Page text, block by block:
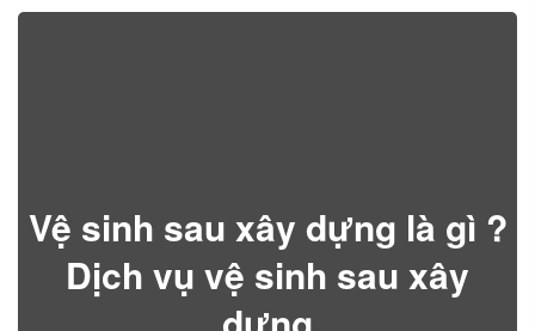
Vệ sinh sau xây dựng là gì ?
Dịch vụ vệ sinh sau xây